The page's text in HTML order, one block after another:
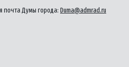
почта Думы города: Duma@admrad.ru